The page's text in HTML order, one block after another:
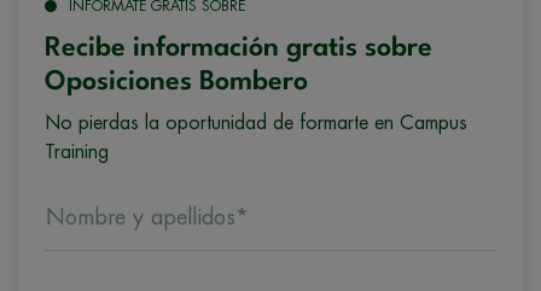
INFÓRMATE GRATIS SOBRE
Recibe información gratis sobre
Oposiciones Bombero
No pierdas la oportunidad de formarte en Campus
Training
Nombre y apellidos*